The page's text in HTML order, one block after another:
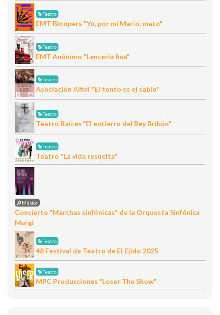
Teatro
EMT Bloopers "Yo, por mi Mario, mato"
Teatro
EMT Anónimo "Lencería fina"
Teatro
Asociación Alfiel "El tonto es el sabio"
Teatro
Teatro Raíces "El entierro del Rey Bribón"
Teatro
Teatro "La vida resuelta"
Música
Concierto "Marchas sinfónicas" de la Orquesta Sinfónica
Murgi
Teatro
48 Festival de Teatro de El Ejido 2025
Teatro
MPC Producciones "Loser The Show"